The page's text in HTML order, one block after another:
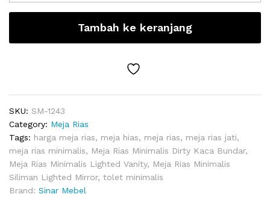
Minimalis
Siliman
Mirror
Tambah ke keranjang
SKU: SM-1243
Category: Meja Rias
Tags: harga meja rias, meja hias, meja rias, meja rias jati,
meja rias minimalis, Meja Rias Minimalis Dirty Kaca Bundar,
Meja Rias Minimalis Lighted Vanity, Meja Rias Minimalis
Siliman Lighted Mirror, tolet minimalis
Brand: Sinar Mebel